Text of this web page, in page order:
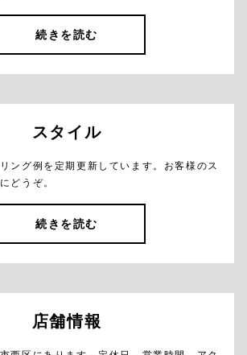
続きを読む
スタイル
ング例を定期更新しています。お客様のス
どうぞ。
続きを読む
店舗情報